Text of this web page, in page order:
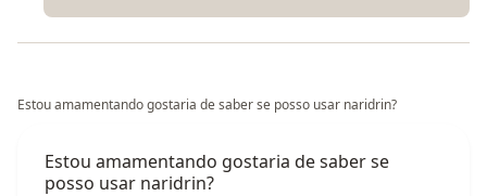
Estou amamentando gostaria de saber se posso usar naridrin?
Estou amamentando gostaria de saber se
posso usar naridrin?